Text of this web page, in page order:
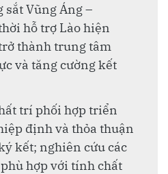
Vũng Áng –
hỗ trợ Lào hiện
thành trung tâm
và tăng cường kết
trí phối hợp triển
định và thỏa thuận
kết; nghiên cứu các
hợp với tính chất